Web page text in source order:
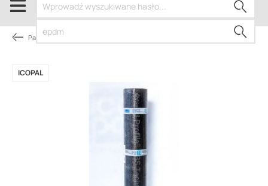
Papy dachowe
ICOPAL